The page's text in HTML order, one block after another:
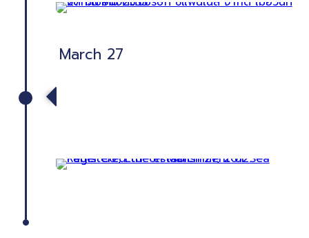
March 27